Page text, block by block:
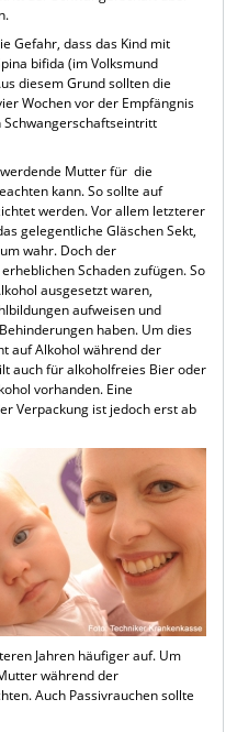
Gefahr, dass das Kind mit
bifida (im Volksmund
diesem Grund sollten die
Wochen vor der Empfängnis
Schwangerschaftseintritt
Mutter für die
kann. So sollte auf
werden. Vor allem letzterer
gelegentliche Gläschen Sekt,
wahr. Doch der
Schaden zufügen. So
ausgesetzt waren,
aufweisen und
haben. Um dies
auf Alkohol während der
auch für alkoholfreies Bier oder
vorhanden. Eine
Verpackung ist jedoch erst ab
Jahren häufiger auf. Um
während der
Auch Passivrauchen sollte